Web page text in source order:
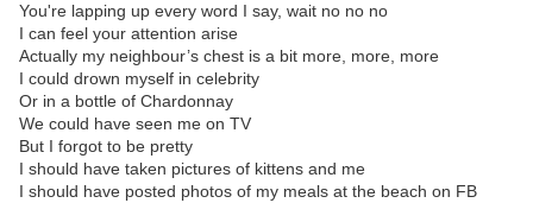
You're lapping up every word I say, wait no no no
I can feel your attention arise
Actually my neighbour’s chest is a bit more, more, more
I could drown myself in celebrity
Or in a bottle of Chardonnay
We could have seen me on TV
But I forgot to be pretty
I should have taken pictures of kittens and me
I should have posted photos of my meals at the beach on FB